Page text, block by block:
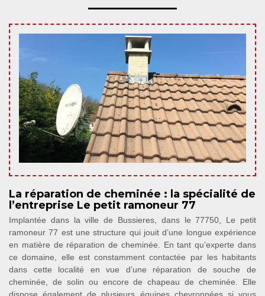
La réparation de cheminée : la spécialité de
l’entreprise Le petit ramoneur 77
Implantée dans la ville de Bussieres, dans le 77750, Le petit
ramoneur 77 est une structure qui jouit d’une longue expérience
en matière de réparation de cheminée. En tant qu’experte dans
ce domaine, elle est constamment contactée par les habitants
dans cette localité en vue d’une réparation de souche de
cheminée, de solin ou encore de chapeau de cheminée. Elle